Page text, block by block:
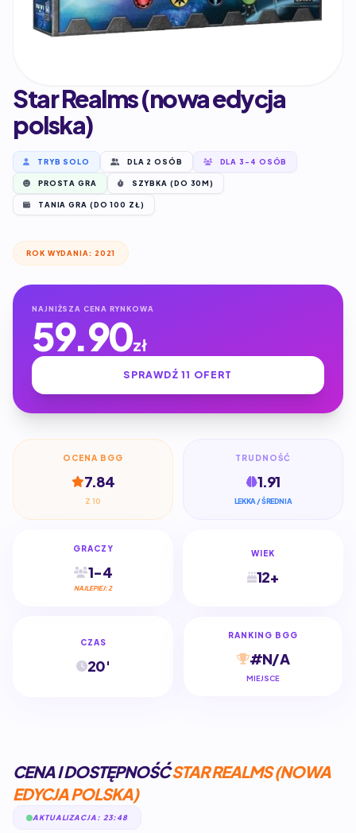
Star Realms (nowa edycja
polska)
TRYB SOLO DLA 2 OSÓB DLA 3-4 OSÓB
PROSTA GRA SZYBKA (DO 30M)
TANIA GRA (DO 100 ZŁ)
ROK WYDANIA: 2021
NAJNIŻSZA CENA RYNKOWA
59.90zł
SPRAWDŹ 11 OFERT
OCENA BGG
7.84
Z 10
TRUDNOŚĆ
1.91
LEKKA / ŚREDNIA
GRACZY
1-4
NAJLEPIEJ: 2
WIEK
12+
CZAS
20'
RANKING BGG
#N/A
MIEJSCE
CENA I DOSTĘPNOŚĆSTAR REALMS (NOWA
EDYCJA POLSKA)
AKTUALIZACJA: 23:48